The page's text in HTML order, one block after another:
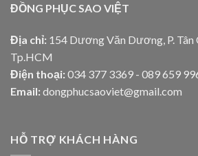
ĐỒNG PHỤC SAO VIỆT
Địa chỉ: 154 Dương Văn Dương, P. Tân
Tp.HCM
Điện thoại: 034 377 3369 - 089 659
Email: dongphucsaoviet@gmail.com
HỖ TRỢ KHÁCH HÀNG